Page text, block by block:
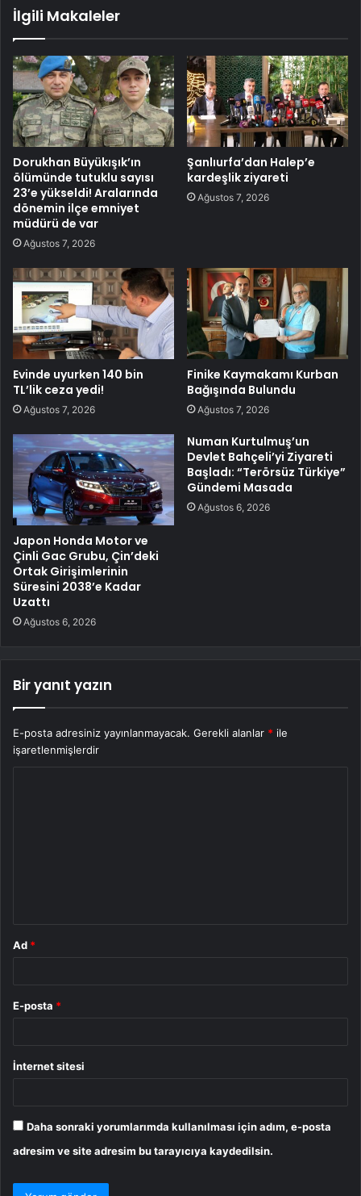
İlgili Makaleler
Dorukhan Büyükışık’ın
ölümünde tutuklu sayısı
23’e yükseldi! Aralarında
dönemin ilçe emniyet
müdürü de var
Ağustos 7, 2026
Şanlıurfa’dan Halep’e
kardeşlik ziyareti
Ağustos 7, 2026
Evinde uyurken 140 bin
TL’lik ceza yedi!
Ağustos 7, 2026
Finike Kaymakamı Kurban
Bağışında Bulundu
Ağustos 7, 2026
Japon Honda Motor ve
Çinli Gac Grubu, Çin’deki
Ortak Girişimlerinin
Süresini 2038’e Kadar
Uzattı
Ağustos 6, 2026
Numan Kurtulmuş’un
Devlet Bahçeli’yi Ziyareti
Başladı: “Terörsüz Türkiye”
Gündemi Masada
Ağustos 6, 2026
Bir yanıt yazın
E-posta adresiniz yayınlanmayacak. Gerekli alanlar * ile
işaretlenmişlerdir
Ad *
E-posta *
İnternet sitesi
Daha sonraki yorumlarımda kullanılması için adım, e-posta
adresim ve site adresim bu tarayıcıya kaydedilsin.